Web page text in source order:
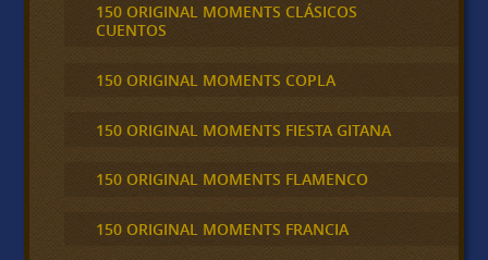
150 ORIGINAL MOMENTS CLÁSICOS
CUENTOS
150 ORIGINAL MOMENTS COPLA
150 ORIGINAL MOMENTS FIESTA GITANA
150 ORIGINAL MOMENTS FLAMENCO
150 ORIGINAL MOMENTS FRANCIA